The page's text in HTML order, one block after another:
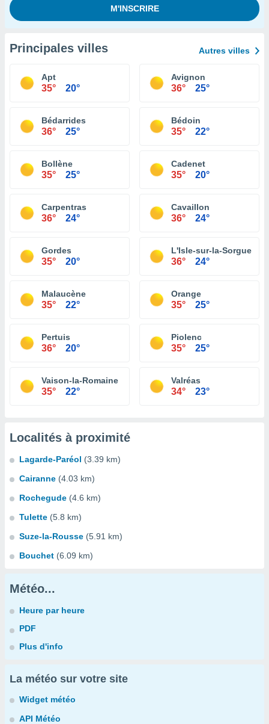
Principales villes Autres villes
Apt
35° 20°
Avignon
36° 25°
Bédarrides
36° 25°
Bédoin
35° 22°
Bollène
35° 25°
Cadenet
35° 20°
Carpentras
36° 24°
Cavaillon
36° 24°
Gordes
35° 20°
L'Isle-sur-la-Sorgue
36° 24°
Malaucène
35° 22°
Orange
35° 25°
Pertuis
36° 20°
Piolenc
35° 25°
Vaison-la-Romaine
35° 22°
Valréas
34° 23°
Localités à proximité
Lagarde-Paréol (3.39 km)
Cairanne (4.03 km)
Rochegude (4.6 km)
Tulette (5.8 km)
Suze-la-Rousse (5.91 km)
Bouchet (6.09 km)
Météo...
Heure par heure
PDF
Plus d'info
La météo sur votre site
Widget météo
API Météo